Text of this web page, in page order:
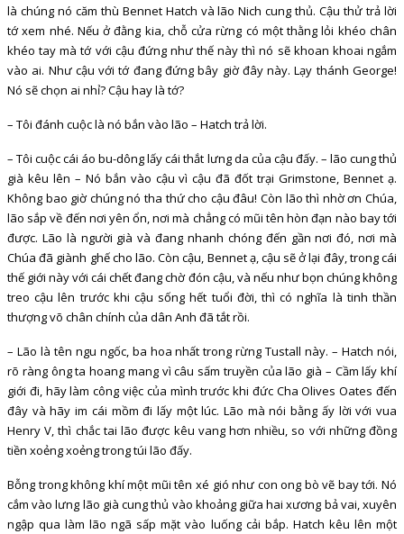
là chúng nó căm thù Bennet Hatch và lão Nich cung thủ. Cậu thử trả lời
tớ xem nhé. Nếu ở đằng kia, chỗ cửa rừng có một thằng lỏi khéo chân
khéo tay mà tớ với cậu đứng như thế này thì nó sẽ khoan khoai ngắm
vào ai. Như cậu với tớ đang đứng bây giờ đây này. Lạy thánh George!
Nó sẽ chọn ai nhỉ? Cậu hay là tớ?
– Tôi đánh cuộc là nó bắn vào lão – Hatch trả lời.
– Tôi cuộc cái áo bu-dông lấy cái thắt lưng da của cậu đấy. – lão cung thủ
già kêu lên – Nó bắn vào cậu vì cậu đã đốt trại Grimstone, Bennet ạ.
Không bao giờ chúng nó tha thứ cho cậu đâu! Còn lão thì nhờ ơn Chúa,
lão sắp về đến nơi yên ổn, nơi mà chẳng có mũi tên hòn đạn nào bay tới
được. Lão là người già và đang nhanh chóng đến gần nơi đó, nơi mà
Chúa đã giành ghế cho lão. Còn cậu, Bennet ạ, cậu sẽ ở lại đây, trong cái
thế giới này với cái chết đang chờ đón cậu, và nếu như bọn chúng không
treo cậu lên trước khi cậu sống hết tuổi đời, thì có nghĩa là tinh thần
thượng võ chân chính của dân Anh đã tắt rồi.
– Lão là tên ngu ngốc, ba hoa nhất trong rừng Tustall này. – Hatch nói,
rõ ràng ông ta hoang mang vì câu sấm truyền của lão già – Cầm lấy khí
giới đi, hãy làm công việc của mình trước khi đức Cha Olives Oates đến
đây và hãy im cái mồm đi lấy một lúc. Lão mà nói bằng ấy lời với vua
Henry V, thì chắc tai lão được kêu vang hơn nhiều, so với những đồng
tiền xoẻng xoẻng trong túi lão đấy.
Bỗng trong không khí một mũi tên xé gió như con ong bò vẽ bay tới. Nó
cắm vào lưng lão già cung thủ vào khoảng giữa hai xương bả vai, xuyên
ngập qua làm lão ngã sấp mặt vào luống cải bắp. Hatch kêu lên một